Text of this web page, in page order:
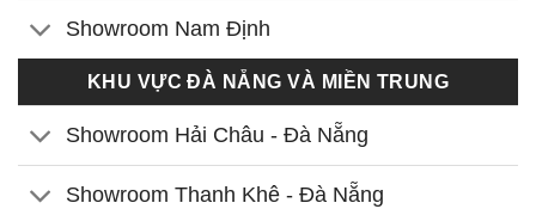
Showroom Nam Định
KHU VỰC ĐÀ NẴNG VÀ MIỀN TRUNG
Showroom Hải Châu - Đà Nẵng
Showroom Thanh Khê - Đà Nẵng